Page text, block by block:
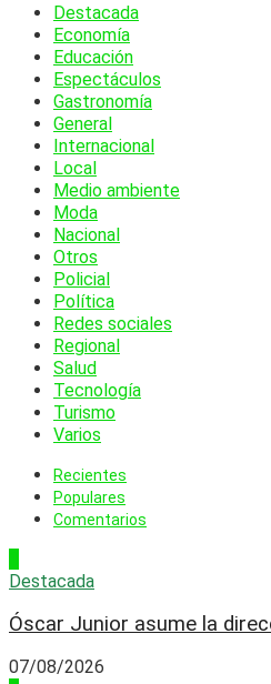
Destacada
Economía
Educación
Espectáculos
Gastronomía
General
Internacional
Local
Medio ambiente
Moda
Nacional
Otros
Policial
Política
Redes sociales
Regional
Salud
Tecnología
Turismo
Varios
Recientes
Populares
Comentarios
Destacada
Óscar Junior asume la
07/08/2026